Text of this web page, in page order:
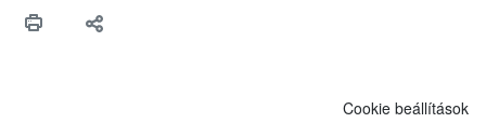
felhasználók számára is elérhető és ökológiai termesztésben is
Cookie beállítások